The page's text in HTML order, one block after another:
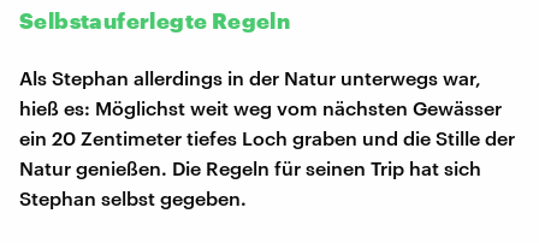
Selbstauferlegte Regeln
Als Stephan allerdings in der Natur unterwegs war,
hieß es: Möglichst weit weg vom nächsten Gewässer
ein 20 Zentimeter tiefes Loch graben und die Stille der
Natur genießen. Die Regeln für seinen Trip hat sich
Stephan selbst gegeben.